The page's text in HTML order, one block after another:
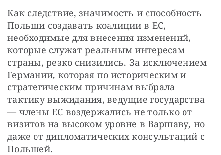
Как следствие, значимость и способность
Польши создавать коалиции в ЕС,
необходимые для внесения изменений,
которые служат реальным интересам
страны, резко снизились. За исключением
Германии, которая по историческим и
стратегическим причинам выбрала
тактику выжидания, ведущие государства
— члены ЕС воздержались не только от
визитов на высоком уровне в Варшаву, но
даже от дипломатических консультаций с
Польшей.